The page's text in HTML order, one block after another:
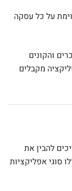
על כל עסקה
והקונים
מקבלים
להבין את
סוגי אפליקציות